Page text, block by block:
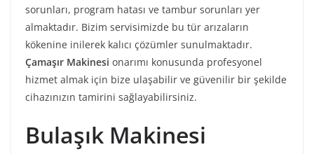
sorunları, program hatası ve tambur sorunları yer
almaktadır. Bizim servisimizde bu tür arızaların
kökenine inilerek kalıcı çözümler sunulmaktadır.
Çamaşır Makinesi onarımı konusunda profesyonel
hizmet almak için bize ulaşabilir ve güvenilir bir şekilde
cihazınızın tamirini sağlayabilirsiniz.
Bulaşık Makinesi